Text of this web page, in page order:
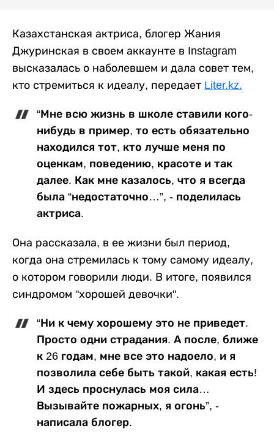
Казахстанская актриса, блогер Жания
Джуринская в своем аккаунте в Instagram
высказалась о наболевшем и дала совет тем,
кто стремиться к идеалу, передает Liter.kz.
“Мне всю жизнь в школе ставили кого-
нибудь в пример, то есть обязательно
находился тот, кто лучше меня по
оценкам, поведению, красоте и так
далее. Как мне казалось, что я всегда
была “недостаточно…”, - поделилась
актриса.
Она рассказала, в ее жизни был период,
когда она стремилась к тому самому идеалу,
о котором говорили люди. В итоге, появился
синдромом "хорошей девочки".
“Ни к чему хорошему это не приведет.
Просто одни страдания. А после, ближе
к 26 годам, мне все это надоело, и я
позволила себе быть такой, какая есть!
И здесь проснулась моя сила…
Вызывайте пожарных, я огонь”, -
написала блогер.